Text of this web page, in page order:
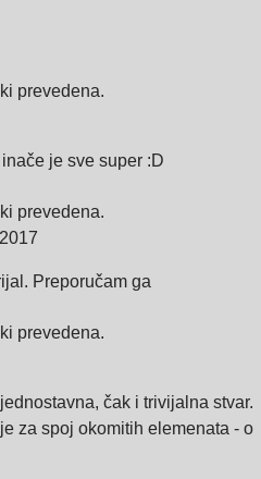
prevedena.
je sve super :D
prevedena.
Preporučam ga
prevedena.
čak i trivijalna stvar.
za spoj okomitih elemenata - o